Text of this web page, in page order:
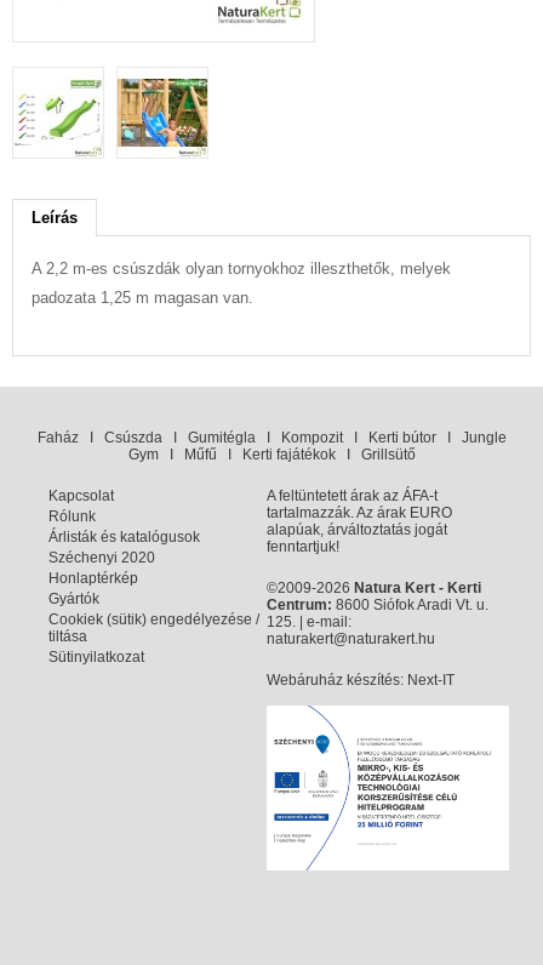
Leírás
A 2,2 m-es csúszdák olyan tornyokhoz illeszthetők, melyek
padozata 1,25 m magasan van.
FaházI CsúszdaI GumitéglaI KompozitI Kerti bútorI Jungle
GymI Műfű Kerti fajátékokI Grillsütő
Kapcsolat
Rólunk
Árlisták és katalógusok
Széchenyi 2020
Honlaptérkép
Gyártók
Cookiek (sütik) engedélyezése /
tiltása
Sütinyilatkozat
A feltüntetett árak az ÁFA-t
tartalmazzák. Az árak EURO
alapúak, árváltoztatás jogát
fenntartjuk!
©2009-2026 Natura Kert - Kerti
Centrum: 8600 Siófok Aradi Vt. u.
125. | e-mail:
naturakert@naturakert.hu
Webáruház készítés: Next-IT